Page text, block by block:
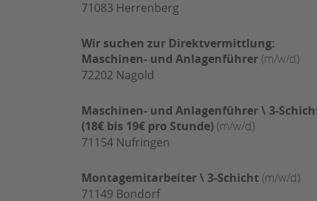
71083 Herrenberg
Wir suchen zur Direktvermittlung:
Maschinen- und Anlagenführer(m/w/d)
72202 Nagold
Maschinen- und Anlagenführer \ 3-
(18€ bis 19€ pro Stunde)(m/w/d)
71154Nufringen
Montagemitarbeiter \ 3-Schicht (m/w/d)
71149 Bondorf